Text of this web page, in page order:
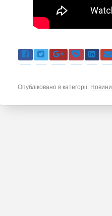
Опубліковано в категорії: Новини